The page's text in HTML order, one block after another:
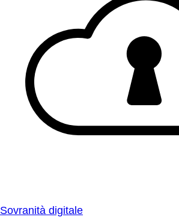
Sovranità digitale